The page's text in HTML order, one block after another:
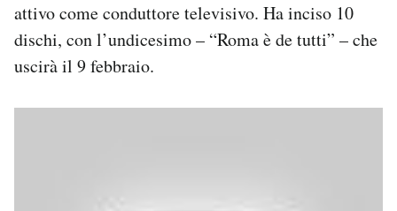
attivo come conduttore televisivo. Ha inciso 10
dischi, con l’undicesimo – “Roma è de tutti” – che
uscirà il 9 febbraio.